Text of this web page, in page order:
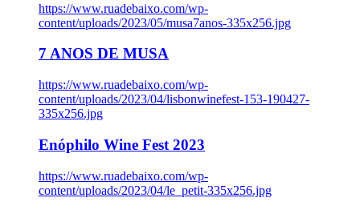
https://www.ruadebaixo.com/wp-
content/uploads/2023/05/musa7anos-335x256.jpg
7 ANOS DE MUSA
https://www.ruadebaixo.com/wp-
content/uploads/2023/04/lisbonwinefest-153-190427-
335x256.jpg
Enóphilo Wine Fest 2023
https://www.ruadebaixo.com/wp-
content/uploads/2023/04/le_petit-335x256.jpg